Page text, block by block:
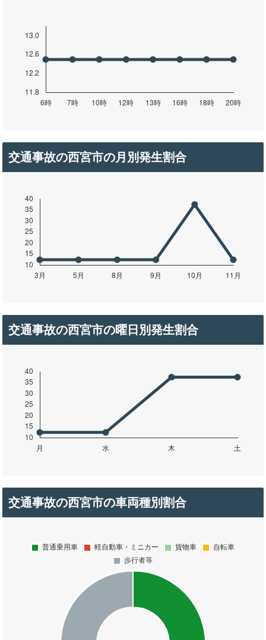
交通事故の西宮市の月別発生割合
交通事故の西宮市の曜日別発生割合
交通事故の西宮市の車両種別割合